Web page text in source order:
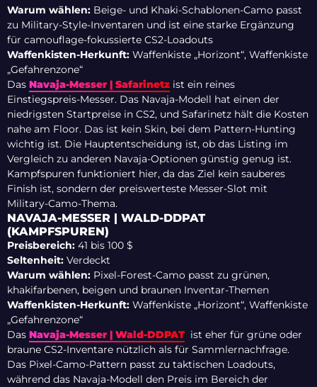
Warum wählen: Beige- und Khaki-Schablonen-Camo passt
zu Military-Style-Inventaren und ist eine starke Ergänzung
für camouflage-fokussierte CS2-Loadouts
Waffenkisten-Herkunft: Waffenkiste „Horizont“, Waffenkiste
„Gefahrenzone“
Das Navaja-Messer | Safarinetz ist ein reines
Einstiegspreis-Messer. Das Navaja-Modell hat einen der
niedrigsten Startpreise in CS2, und Safarinetz hält die Kosten
nahe am Floor. Das ist kein Skin, bei dem Pattern-Hunting
wichtig ist. Die Hauptentscheidung ist, ob das Listing im
Vergleich zu anderen Navaja-Optionen günstig genug ist.
Kampfspuren funktioniert hier, da das Ziel kein sauberes
Finish ist, sondern der preiswerteste Messer-Slot mit
Military-Camo-Thema.
NAVAJA-MESSER | WALD-DDPAT
(KAMPFSPUREN)
Preisbereich: 41 bis 100 $
Seltenheit: Verdeckt
Warum wählen: Pixel-Forest-Camo passt zu grünen,
khakifarbenen, beigen und braunen Inventar-Themen
Waffenkisten-Herkunft: Waffenkiste „Horizont“, Waffenkiste
„Gefahrenzone“
Das Navaja-Messer | Wald-DDPAT ist eher für grüne oder
braune CS2-Inventare nützlich als für Sammlernachfrage.
Das Pixel-Camo-Pattern passt zu taktischen Loadouts,
während das Navaja-Modell den Preis im Bereich der